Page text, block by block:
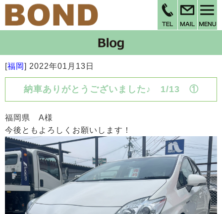
[福岡] 2022年01月13日
納車ありがとうございました♪ 1/13 ①
福岡県 A様
今後ともよろしくお願いします！